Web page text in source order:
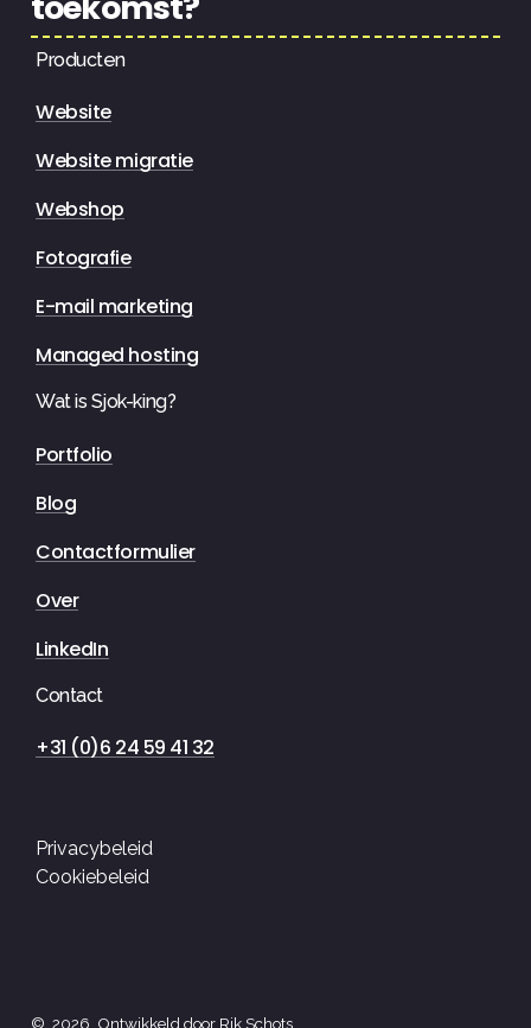
Producten
Website
Website migratie
Webshop
Fotografie
E-mail marketing
Managed hosting
Wat is Sjok-king?
Portfolio
Blog
Contactformulier
Over
LinkedIn
Contact
+31 (0)6 24 59 41 32
Privacybeleid
Cookiebeleid
Jan Campertstraat 7 kantoor 1.10 | 6416 SG Heerlen Nederland |
© 2026 . Ontwikkeld door Rik Schots